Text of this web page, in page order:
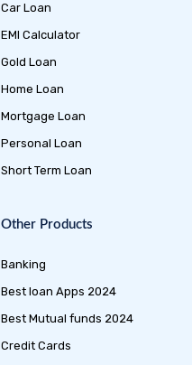
Car Loan
EMI Calculator
Gold Loan
Home Loan
Mortgage Loan
Personal Loan
Short Term Loan
Other Products
Banking
Best loan Apps 2024
Best Mutual funds 2024
Credit Cards